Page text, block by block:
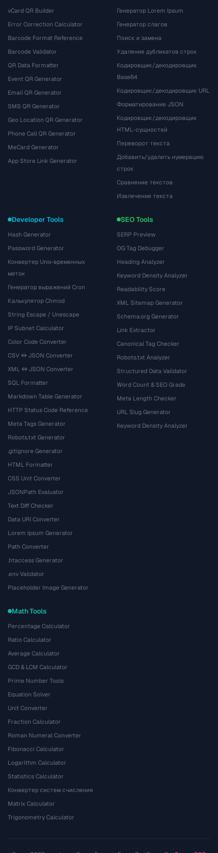
vCard QR Builder
Error Correction Calculator
Barcode Format Reference
Barcode Validator
QR Data Formatter
Event QR Generator
Email QR Generator
SMS QR Generator
Geo Location QR Generator
Phone Call QR Generator
MeCard Generator
App Store Link Generator
Генератор Lorem Ipsum
Генератор слагов
Поиск и замена
Удаление дубликатов строк
Кодировщик/декодировщик
Base64
Кодировщик/декодировщик URL
Форматирование JSON
Кодировщик/декодировщик
HTML-сущностей
Переворот текста
Добавить/удалить нумерацию
строк
Сравнение текстов
Извлечение текста
Developer Tools
Hash Generator
Password Generator
Конвертер Unix-временных
меток
Генератор выражений Cron
Калькулятор Chmod
String Escape / Unescape
IP Subnet Calculator
Color Code Converter
CSV ↔ JSON Converter
XML ↔ JSON Converter
SQL Formatter
Markdown Table Generator
HTTP Status Code Reference
Meta Tags Generator
Robots.txt Generator
.gitignore Generator
HTML Formatter
CSS Unit Converter
JSONPath Evaluator
Text Diff Checker
Data URI Converter
Lorem Ipsum Generator
Path Converter
.htaccess Generator
.env Validator
Placeholder Image Generator
SEO Tools
SERP Preview
OG Tag Debugger
Heading Analyzer
Keyword Density Analyzer
Readability Score
XML Sitemap Generator
Schema.org Generator
Link Extractor
Canonical Tag Checker
Robots.txt Analyzer
Structured Data Validator
Word Count & SEO Grade
Meta Length Checker
URL Slug Generator
Keyword Density Analyzer
Math Tools
Percentage Calculator
Ratio Calculator
Average Calculator
GCD & LCM Calculator
Prime Number Tools
Equation Solver
Unit Converter
Fraction Calculator
Roman Numeral Converter
Fibonacci Calculator
Logarithm Calculator
Statistics Calculator
Конвертер систем счисления
Matrix Calculator
Trigonometry Calculator